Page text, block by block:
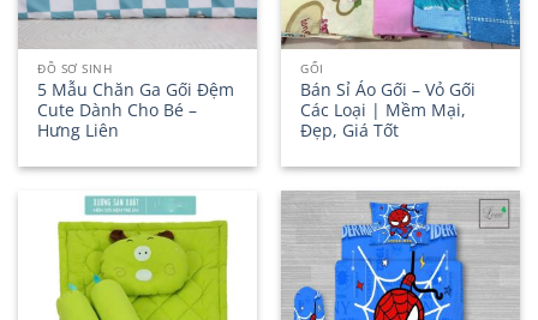
ĐỒ SƠ SINH
5 Mẫu Chăn Ga Gối Đệm
Cute Dành Cho Bé –
Hưng Liên
GỐI
Bán Sỉ Áo Gối – Vỏ Gối
Các Loại | Mềm Mại,
Đẹp, Giá Tốt